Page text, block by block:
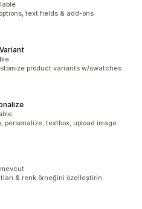
text fields & add-ons
product variants w/swatches
personalize, textbox, upload image
& renk örneğini özelleştirin.